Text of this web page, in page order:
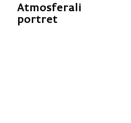
Atmosferali
portret